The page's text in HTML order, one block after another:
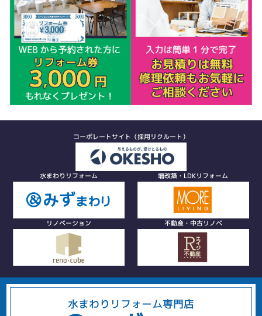
コーポレートサイト（採用リクルート）
水まわりリフォーム 増改築・LDKリフォーム
リノベーション 不動産・中古リノベ
水まわりリフォーム専門店